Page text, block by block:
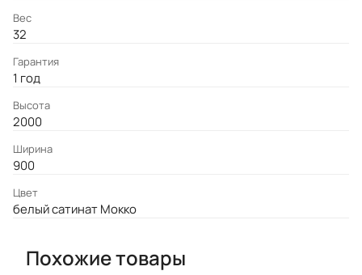
Вес
32
Гарантия
1 год
Высота
2000
Ширина
900
Цвет
белый сатинат Мокко
Похожие товары